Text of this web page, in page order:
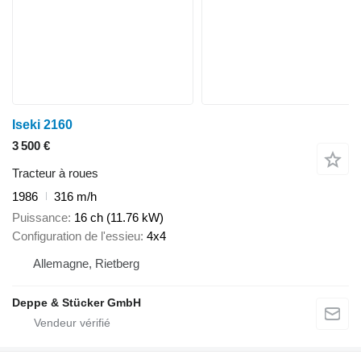
Iseki 2160
3 500 €
Tracteur à roues
1986
316 m/h
Puissance 16 ch (11.76 kW)
Configuration de l'essieu 4x4
Allemagne, Rietberg
Deppe & Stücker GmbH